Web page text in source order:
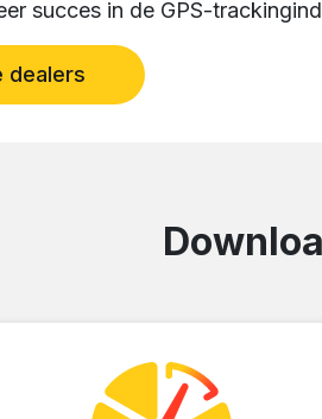
succes in de GPS-
dealers